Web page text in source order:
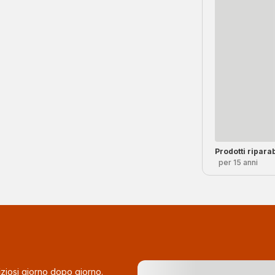
Prodotti
per 15 anni
giorno dopo giorno.